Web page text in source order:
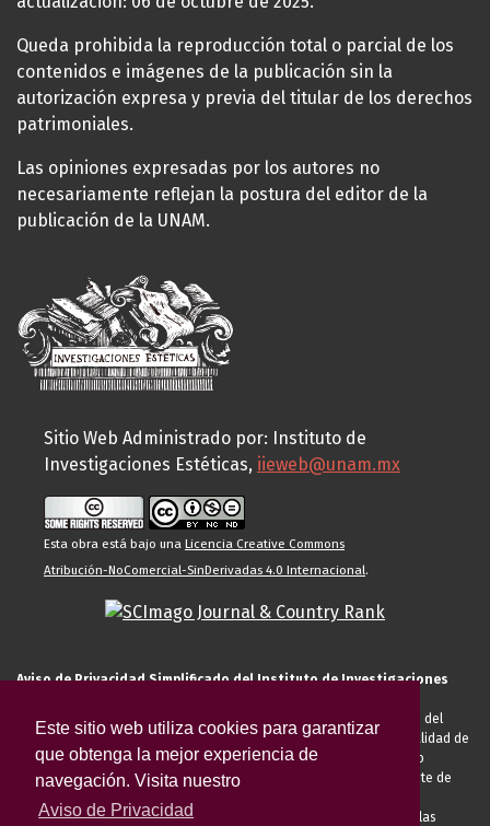
Este sitio web utiliza cookies para garantizar
que obtenga la mejor experiencia de
navegación. Visita nuestro
Aviso de Privacidad
Queda prohibida la reproducción total o parcial de los
contenidos e imágenes de la publicación sin la
autorización expresa y previa del titular de los derechos
patrimoniales.
Las opiniones expresadas por los autores no
necesariamente reflejan la postura del editor de la
publicación de la UNAM.
Sitio Web Administrado por: Instituto de
Investigaciones Estéticas, iieweb@unam.mx
Esta obra está bajo una Licencia Creative Commons
Atribución-NoComercial-SinDerivadas 4.0 Internacional.
Aviso de Privacidad Simplificado del Instituto de Investigaciones
El Instituto de Investigaciones Estéticas de la UNAM, es responsable del
tratamiento de sus datos personales para el registro de usted en calidad de
alumno, docente, personal de la entidad académica, conferencista o
invitado externo (nacional o extranjero), visitante, proveedor o cliente de
anteriormente descritas u otras aquellas exigidas legalmente o por las